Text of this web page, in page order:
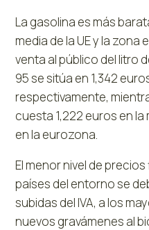
La gasolina es más
media de la UE y la
venta al público del litro
95 se sitúa en 1,342
respectivamente,
cuesta 1,222 euros en la
en la eurozona.
El menor nivel de
países del entorno se
subidas del IVA, a los
nuevos gravámenes al